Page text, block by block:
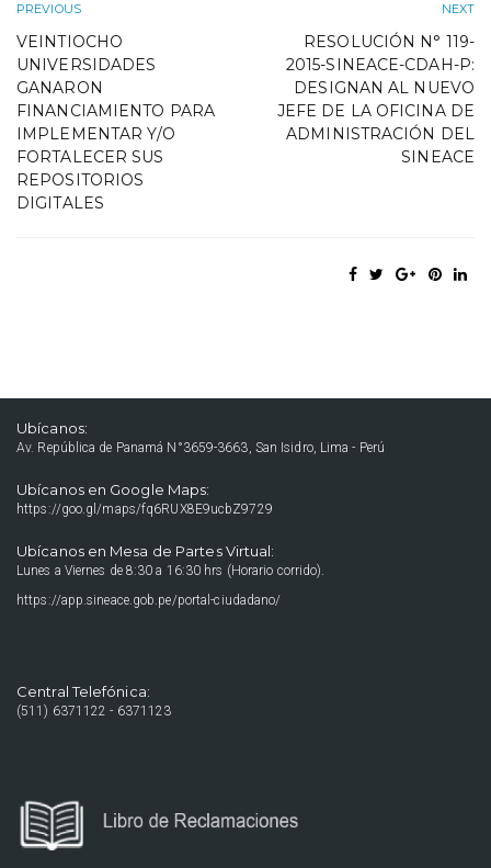
PREVIOUS
VEINTIOCHO
UNIVERSIDADES
GANARON
FINANCIAMIENTO PARA
IMPLEMENTAR Y/O
FORTALECER SUS
REPOSITORIOS
DIGITALES
NEXT
RESOLUCIÓN N° 119-
2015-SINEACE-CDAH-P:
DESIGNAN AL NUEVO
JEFE DE LA OFICINA DE
ADMINISTRACIÓN DEL
SINEACE
Ubícanos:
Av. República de Panamá N°3659-3663, San Isidro, Lima - Perú
Ubícanos en Google Maps:
https://goo.gl/maps/fq6RUX8E9ucbZ9729
Ubícanos en Mesa de Partes Virtual:
Lunes a Viernes de 8:30 a 16:30 hrs (Horario corrido).
https://app.sineace.gob.pe/portal-ciudadano/
Central Telefónica:
(511) 6371122 - 6371123